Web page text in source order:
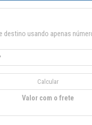
destino usando apenas
Valor com o frete